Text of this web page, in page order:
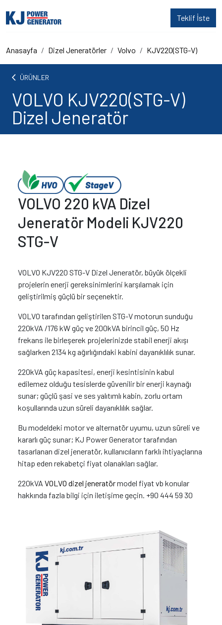
Teklif İste
Anasayfa Dizel Jeneratörler Volvo KJV220(STG-V)
arrow_back_ios ÜRÜNLER
VOLVO KJV220(STG-V)
Dizel Jeneratör
VOLVO 220 kVA Dizel
Jeneratör Modeli KJV220
STG-V
VOLVO KJV220 STG-V Dizel Jeneratör, büyük ölçekli
projelerin enerji gereksinimlerini karşılamak için
geliştirilmiş güçlü bir seçenektir.
VOLVO tarafından geliştirilen STG-V motorun sunduğu
220kVA /176 kW güç ve 200kVA birincil güç, 50 Hz
frekans ile birleşerek projelerinizde stabil enerji akışı
sağlarken 2134 kg ağırlığındaki kabini dayanıklılık sunar.
220kVA güç kapasitesi, enerji kesintisinin kabul
edilemez olduğu tesislerde güvenilir bir enerji kaynağı
sunar; güçlü şasi ve ses yalıtımlı kabin, zorlu ortam
koşullarında uzun süreli dayanıklılık sağlar.
Bu modeldeki motor ve alternatör uyumu, uzun süreli ve
kararlı güç sunar; KJ Power Generator tarafından
tasarlanan dizel jeneratör, kullanıcıların farklı ihtiyaçlarına
hitap eden rekabetçi fiyat olanakları sağlar.
220kVA VOLVO dizel jeneratörmodel fiyat vb konular
hakkında fazla bilgi için iletişime geçin. +90 444 59 30